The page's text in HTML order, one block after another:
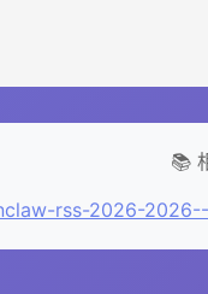
📚
rss-2026-